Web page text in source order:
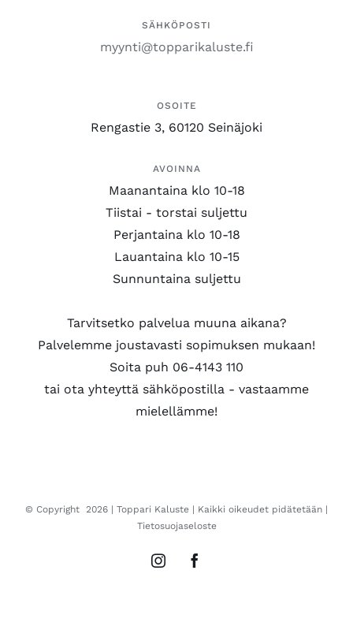
SÄHKÖPOSTI
myynti@topparikaluste.fi
OSOITE
Rengastie 3, 60120 Seinäjoki
AVOINNA
Maanantaina klo 10-18
Tiistai - torstai suljettu
Perjantaina klo 10-18
Lauantaina klo 10-15
Sunnuntaina suljettu
Tarvitsetko palvelua muuna aikana?
Palvelemme joustavasti sopimuksen mukaan!
Soita puh 06-4143 110
tai ota yhteyttä sähköpostilla - vastaamme
mielellämme!
© Copyright 2026 | Toppari Kaluste | Kaikki oikeudet pidätetään |
Tietosuojaseloste
Instagram